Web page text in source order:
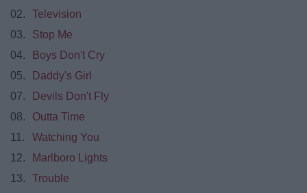
02.
Television
03.
Stop Me
04.
Boys Don't Cry
05.
Daddy's Girl
07.
Devils Don't Fly
08.
Outta Time
11.
Watching You
12.
Marlboro Lights
13.
Trouble